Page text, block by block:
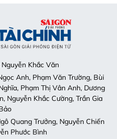
Nguyễn Khắc Văn
Anh, Phạm Văn Trường, Bùi
Phạm Thị Vân Anh, Dương
Nguyễn Khắc Cường, Trần Gia
Quang Trưởng, Nguyễn Chiến
Phước Bình